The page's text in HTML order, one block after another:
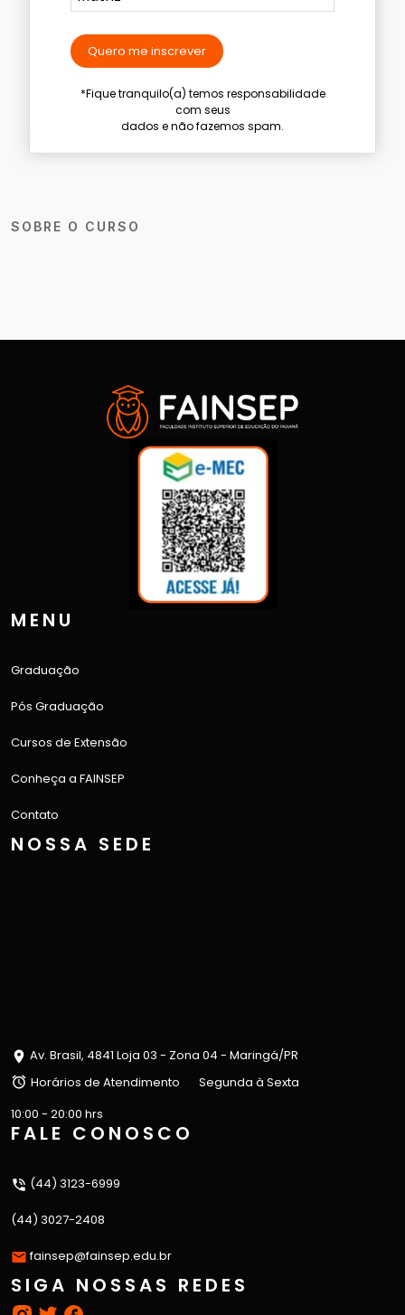
SOBRE O CURSO
Quero me inscrever
*Fique tranquilo(a) temos responsabilidade
com seus
dados e não fazemos spam.
MENU
Graduação
Pós Graduação
Cursos de Extensão
Conheça a FAINSEP
Contato
NOSSA SEDE
Av. Brasil, 4841 Loja 03 - Zona 04 - Maringá/PR
Horários de Atendimento
Segunda à Sexta
10:00 - 20:00 hrs
FALE CONOSCO
(44) 3123-6999
(44) 3027-2408
fainsep@fainsep.edu.br
SIGA NOSSAS REDES